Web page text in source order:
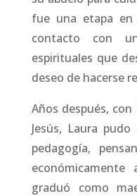
fue una etapa
contacto con
espirituales que
deseo de hacerse
Años después,
Jesús, Laura
pedagogía,
graduó como